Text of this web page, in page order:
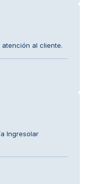
al cliente.
Ingresolar